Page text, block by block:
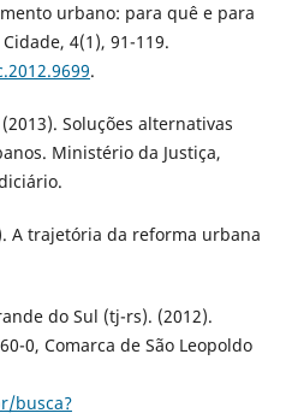
urbano: para quê e para
4(1), 91-119.
.
Soluções alternativas
Ministério da Justiça,
A trajetória da reforma urbana
do Sul (tj-rs). (2012).
0, Comarca de São Leopoldo
busca?